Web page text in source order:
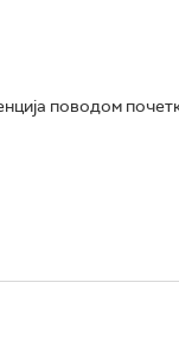
поводом